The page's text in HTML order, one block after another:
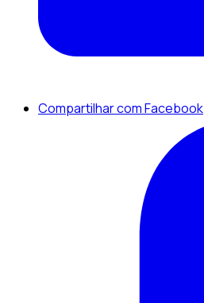
Compartilhar com Facebook